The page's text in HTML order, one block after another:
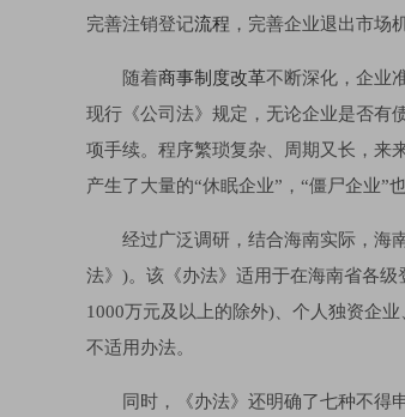
完善注销登记流程 ，完善企业退出市场
随着商事制度改革不断深化，企业
现行《公司法》规定，无论企业是否有
项手续。程序繁琐复杂、周期又长，来
产生了大量的“休眠企业”，“僵尸企业”
经过广泛调研，结合海南实际，海
法》)。该《办法》适用于在海南省各
1000万元及以上的除外)、个人独资企
不适用办法。
同时，《办法》还明确了七种不得